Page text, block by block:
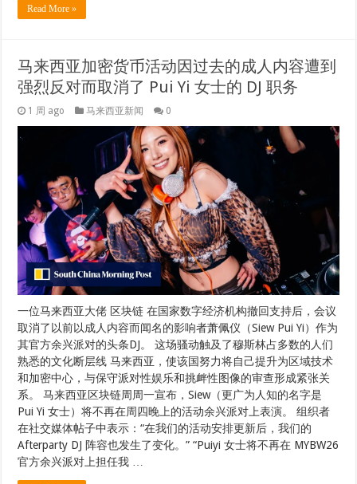
Read More »
马来西亚加密货币活动因过去的成人内容遭到
强烈反对而取消了 Pui Yi 女士的 DJ 职务
1 周 ago 马来西亚新闻 0
一位马来西亚大佬 区块链 在国家数字经济机构撤回支持后，会议
取消了以前以成人内容而闻名的影响者萧佩仪（Siew Pui Yi）作为
其官方余兴派对的头条DJ。 这场骚动触及了穆斯林占多数的人们
熟悉的文化断层线 马来西亚，使该国努力将自己提升为区域技术
和加密中心，与保守派对性娱乐和挑衅性图像的审查形成紧张关
系。 马来西亚区块链周周一宣布，Siew（更广为人知的名字是
Pui Yi 女士）将不再在周四晚上的活动余兴派对上表演。 组织者
在社交媒体帖子中表示：“在我们的活动安排更新后，我们的
Afterparty DJ 阵容也发生了变化。” “Puiyi 女士将不再在 MYBW26
官方余兴派对上担任我 …